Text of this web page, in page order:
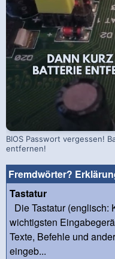
BIOS Passwort vergessen!
entfernen!
Fremdwörter?
Tastatur
Die Tastatur (englisch:
wichtigsten
Texte, Befehle und
eingeb...